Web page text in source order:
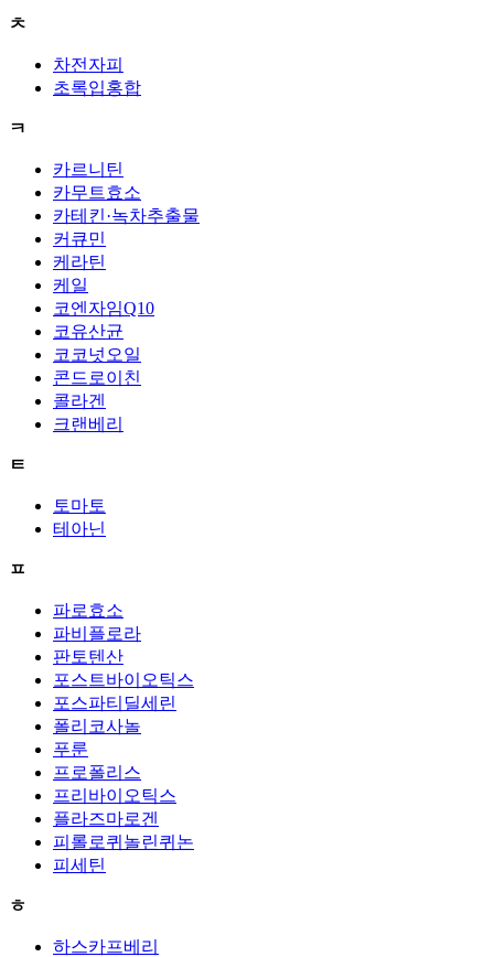
ㅊ
차전자피
초록입홍합
ㅋ
카르니틴
카무트효소
카테킨·녹차추출물
커큐민
케라틴
케일
코엔자임Q10
코유산균
코코넛오일
콘드로이친
콜라겐
크랜베리
ㅌ
토마토
테아닌
ㅍ
파로효소
파비플로라
판토텐산
포스트바이오틱스
포스파티딜세린
폴리코사놀
푸룬
프로폴리스
프리바이오틱스
플라즈마로겐
피롤로퀴놀린퀴논
피세틴
ㅎ
하스카프베리